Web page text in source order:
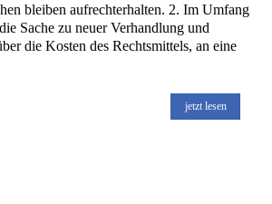
bleiben aufrechterhalten. 2. Im Umfang
Sache zu neuer Verhandlung und
die Kosten des Rechtsmittels, an eine
jetzt lesen